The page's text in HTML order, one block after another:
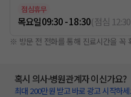
점심휴무
목요일09:30 - 18:30(점심 12:30
※ 방문 전 전화를 통해 진료시간을 꼭
혹시 의사·병원관계자 이신가요?
최대 200만원 받고 바로 광고 시작하